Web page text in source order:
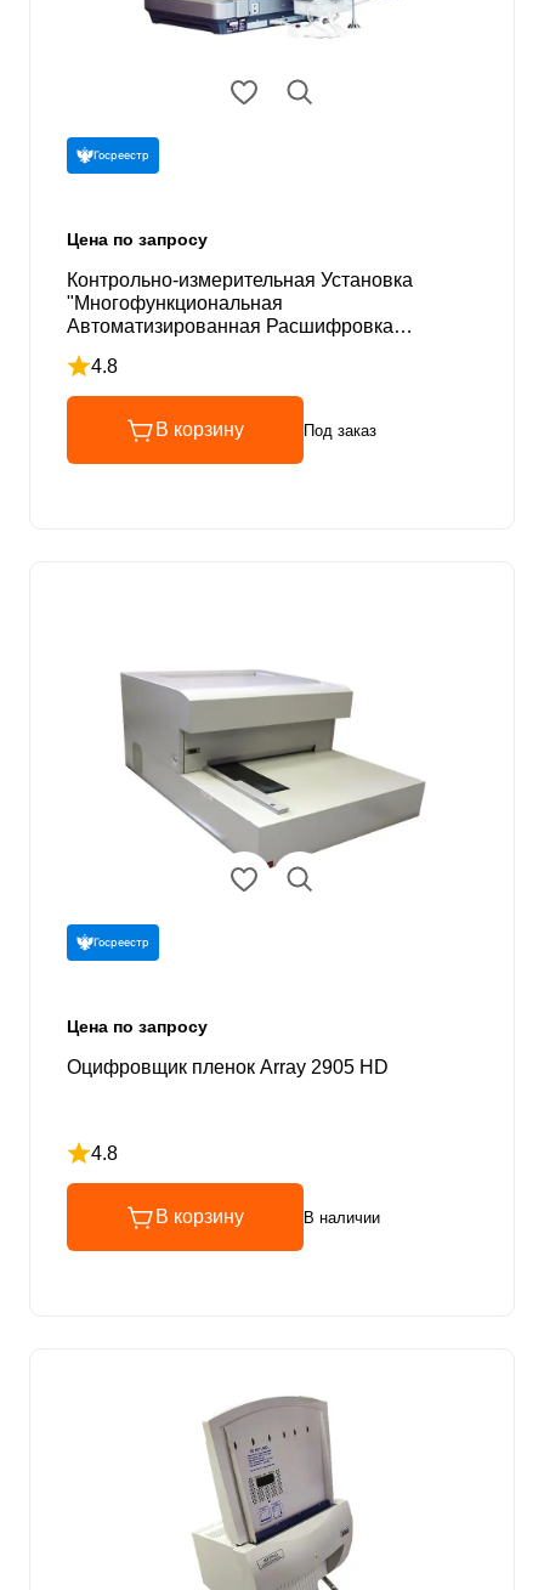
Госреестр
Цена по запросу
Контрольно-измерительная Установка
"Многофункциональная
Автоматизированная Расшифровка
4.8
Рейтинг 4.8 из 5
В корзину Под заказ
Госреестр
Цена по запросу
Оцифровщик пленок Array 2905 HD
4.8
Рейтинг 4.8 из 5
В корзину В наличии